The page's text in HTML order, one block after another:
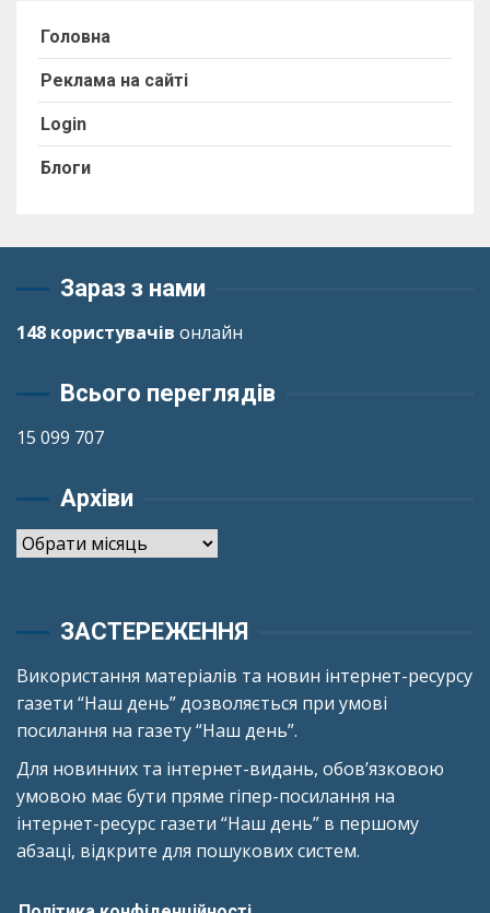
Головна
Реклама на сайті
Login
Блоги
Зараз з нами
148 користувачів онлайн
Всього переглядів
15 099 707
Архіви
Архіви
ЗАСТЕРЕЖЕННЯ
Використання матеріалів та новин інтернет-ресурсу
газети “Наш день” дозволяється при умові
посилання на газету “Наш день”.
Для новинних та інтернет-видань, обов’язковою
умовою має бути пряме гіпер-посилання на
інтернет-ресурс газети “Наш день” в першому
абзаці, відкрите для пошукових систем.